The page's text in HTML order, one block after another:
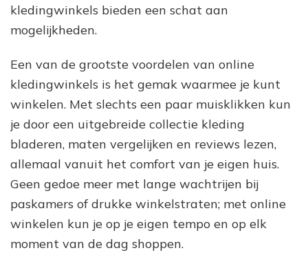
kledingwinkels bieden een schat aan
mogelijkheden.
Een van de grootste voordelen van online
kledingwinkels is het gemak waarmee je kunt
winkelen. Met slechts een paar muisklikken kun
je door een uitgebreide collectie kleding
bladeren, maten vergelijken en reviews lezen,
allemaal vanuit het comfort van je eigen huis.
Geen gedoe meer met lange wachtrijen bij
paskamers of drukke winkelstraten; met online
winkelen kun je op je eigen tempo en op elk
moment van de dag shoppen.